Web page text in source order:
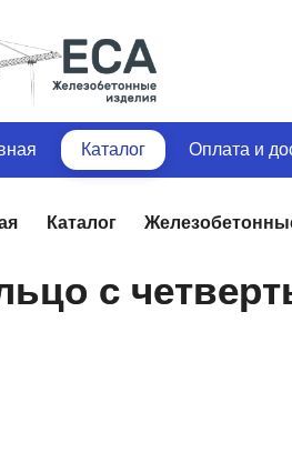
Каталог Оплата и
Каталог
с